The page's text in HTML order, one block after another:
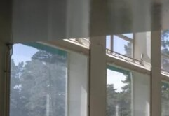
工会成员要求博物馆撤销
动，要求恢复保洁员工的
7月21日，请愿书已获得超
艺术学院一位发言人在接受
访时表示：“芝加哥艺术学